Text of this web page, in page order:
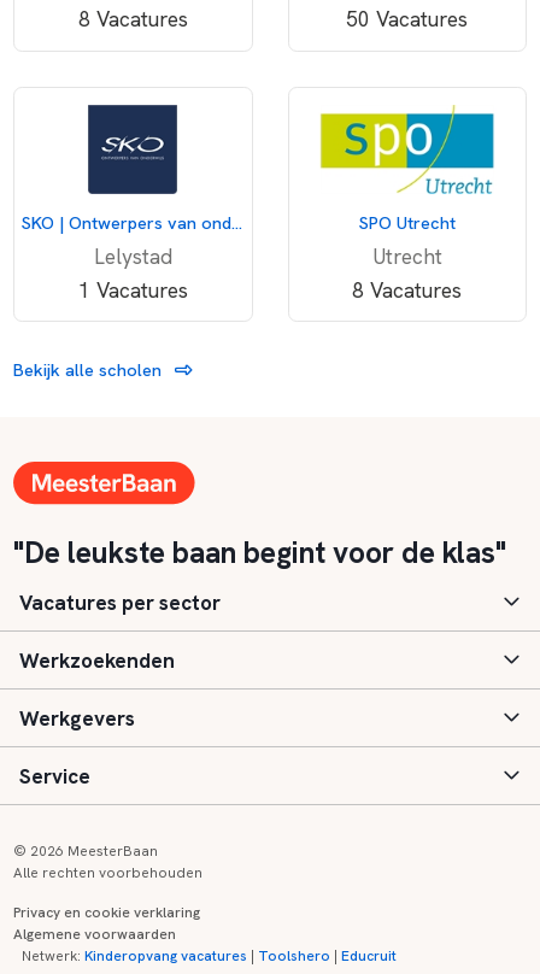
8 Vacatures
50 Vacatures
SKO | Ontwerpers van onderwijs
Lelystad
1 Vacatures
SPO Utrecht
Utrecht
8 Vacatures
Bekijk alle scholen
"De leukste baan begint voor de klas"
Vacatures per sector
Basisonderwijs
Speciaal (basis) onderwijs
Voortgezet onderwijs
Kinderopvang
Werkzoekenden
Aanmelden
Vacatures
Zij-instroom informatie
Werkgevers
Inloggen
Registreren
Service
Onderwijs links
© 2026 MeesterBaan
Alle rechten voorbehouden
Privacy en cookie verklaring
Algemene voorwaarden
Netwerk:Kinderopvang vacatures | Toolshero |Educruit